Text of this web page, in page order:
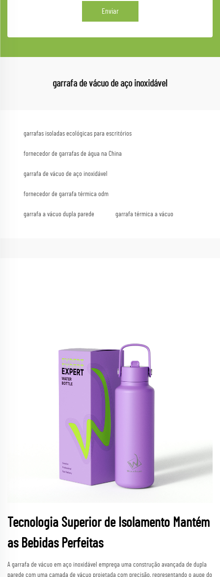
Enviar
garrafa de vácuo de aço inoxidável
garrafas isoladas ecológicas para escritórios
fornecedor de garrafas de água na China
garrafa de vácuo de aço inoxidável
fornecedor de garrafa térmica odm
garrafa a vácuo dupla parede garrafa térmica a vácuo
Tecnologia Superior de Isolamento Mantém
as Bebidas Perfeitas
A garrafa de vácuo em aço inoxidável emprega uma construção avançada de dupla
parede com uma camada de vácuo projetada com precisão, representando o auge do